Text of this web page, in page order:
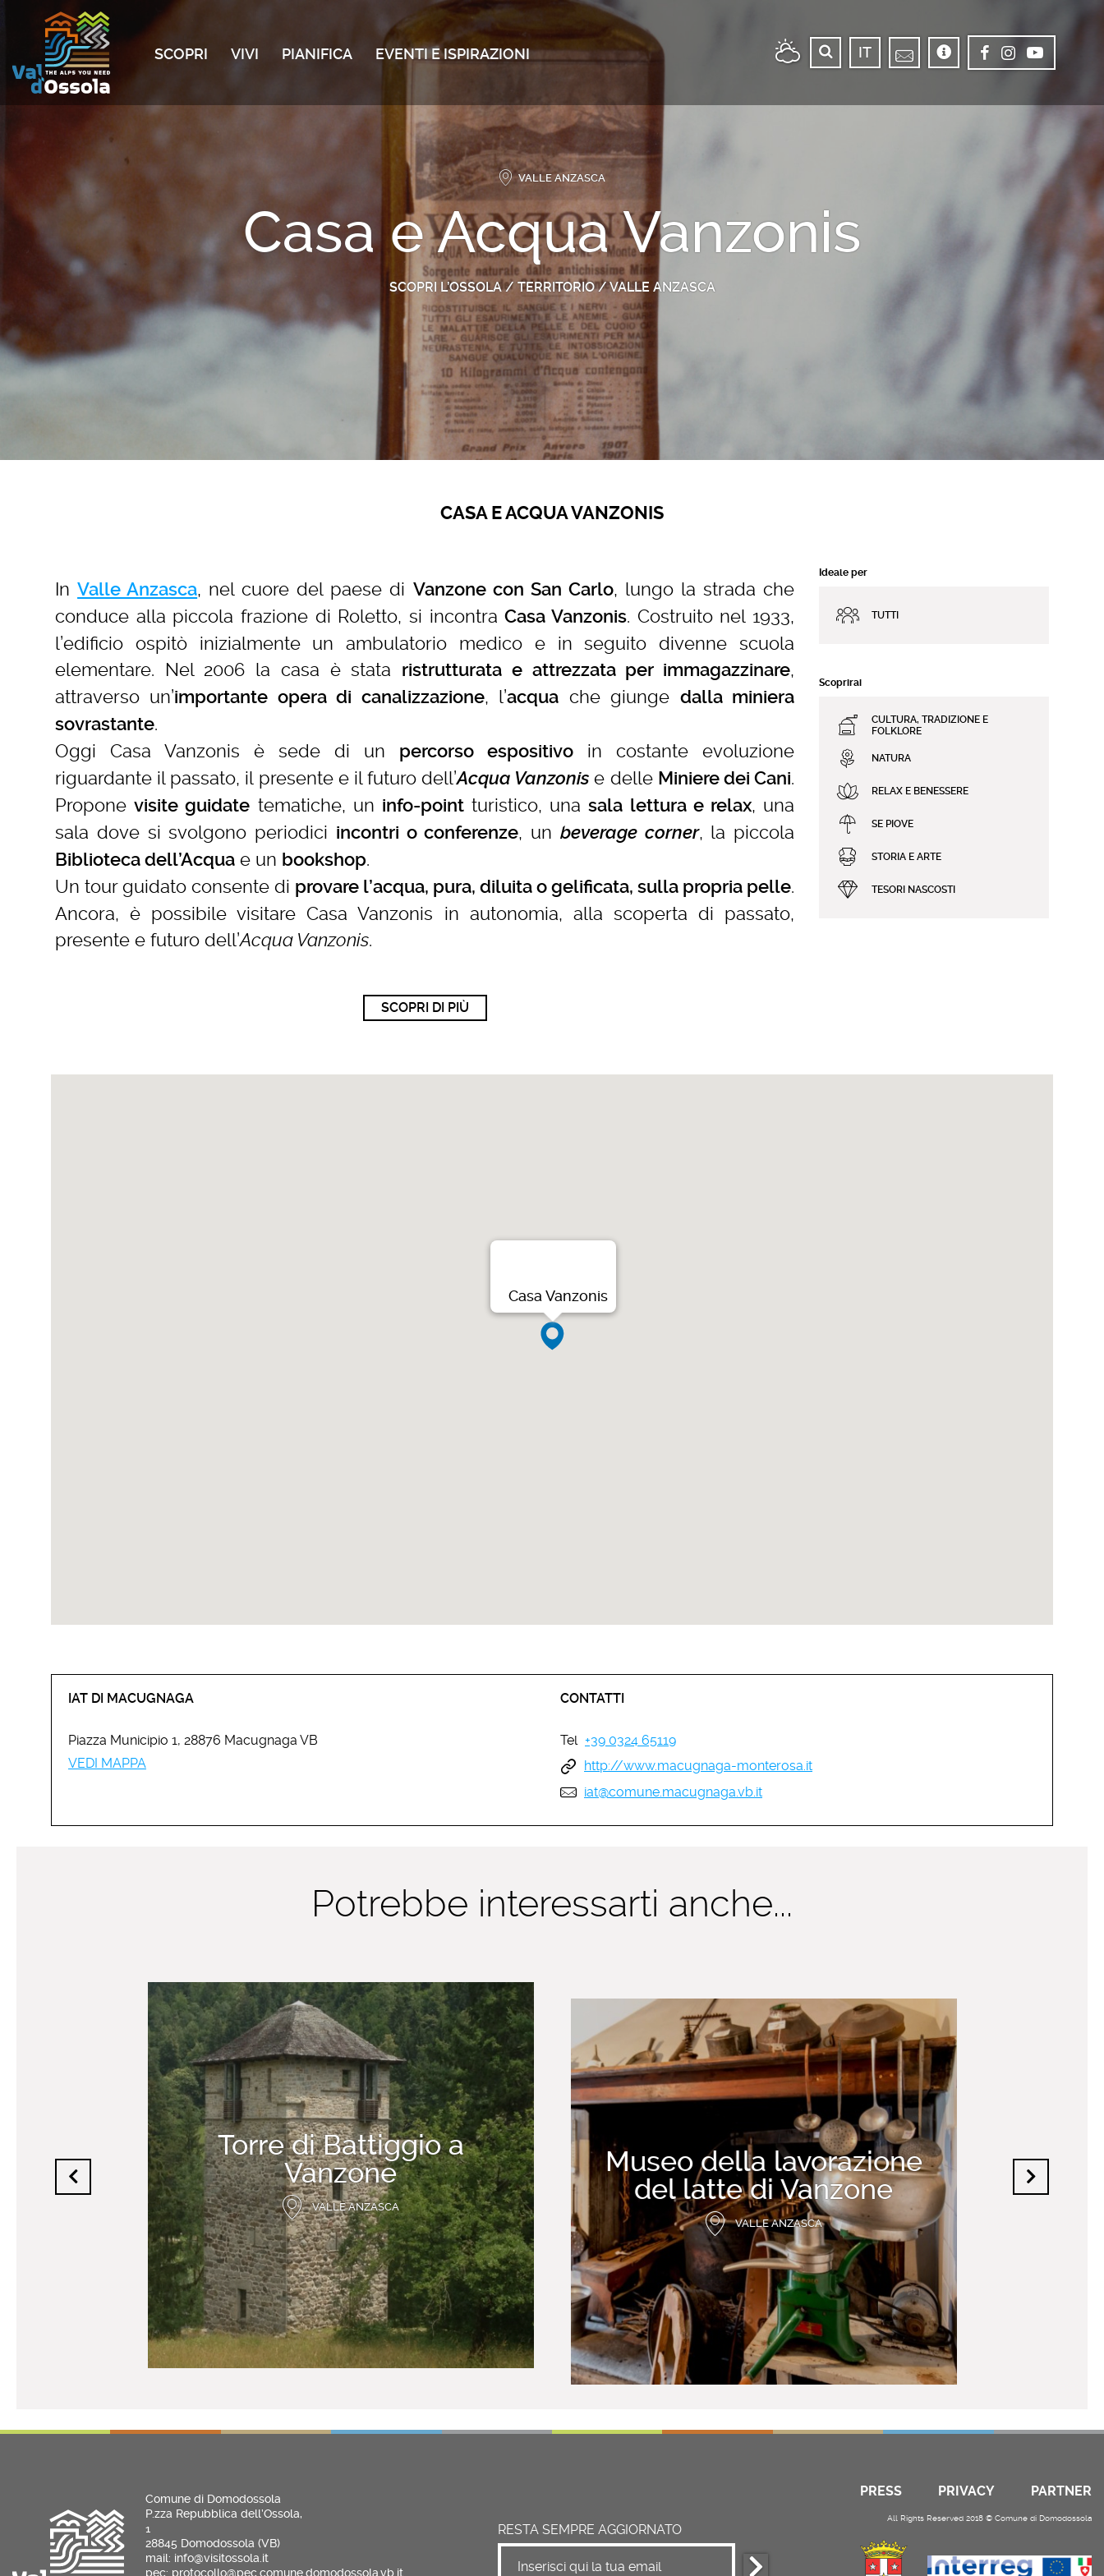
SCOPRI VIVI PIANIFICA EVENTI E ISPIRAZIONI IT
VALLE ANZASCA
Casa e Acqua Vanzonis
SCOPRI L’OSSOLA/ TERRITORIO/VALLE ANZASCA
CASA E ACQUA VANZONIS
InValle Anzasca, nel cuore del paese di Vanzone con San Carlo, lungo la strada che
conduce alla piccola frazione di Roletto, si incontraCasa Vanzonis. Costruito nel 1933,
l’edificio ospitò inizialmente un ambulatorio medico e in seguito divenne scuola
elementare. Nel 2006 la casa è stata ristrutturata e attrezzata per immagazzinare,
attraverso un’importante opera di canalizzazione, l’acqua che giunge dalla miniera
sovrastante.
Oggi Casa Vanzonis è sede di un percorso espositivo in costante evoluzione
riguardante il passato, il presente e il futuro dell’Acqua Vanzonis e delle Miniere dei Cani.
Proponevisite guidate tematiche, un info-pointturistico, unasala lettura e relax, una
sala dove si svolgono periodici incontri o conferenze, un beverage corner, la piccola
Biblioteca dell’Acqua e un bookshop.
Un tour guidato consente di provare l’acqua, pura, diluita o gelificata, sulla propria pelle.
Ancora, è possibile visitare Casa Vanzonis in autonomia, alla scoperta di passato,
presente e futuro dell’Acqua Vanzonis.
SCOPRI DI PIÙ
Ideale per
TUTTI
Scoprirai
CULTURA, TRADIZIONE E
FOLKLORE
NATURA
RELAX E BENESSERE
SE PIOVE
STORIA E ARTE
TESORI NASCOSTI
Casa Vanzonis
IAT DI MACUGNAGA
Piazza Municipio 1, 28876 Macugnaga VB
VEDI MAPPA
CONTATTI
Tel +39 0324 65119
http://www.macugnaga-monterosa.it
iat@comune.macugnaga.vb.it
Potrebbe interessarti anche...
Torre di Battiggio a
Vanzone
VALLE ANZASCA
Museo della lavorazione
del latte di Vanzone
VALLE ANZASCA
Comune di Domodossola
P.zza Repubblica dell’Ossola,
1
28845 Domodossola (VB)
mail: info@visitossola.it
pec: protocollo@pec.comune.domodossola.vb.it
RESTA SEMPRE AGGIORNATO
PRESS PRIVACY PARTNER
All Rights Reserved 2018 © Comune di Domodossola